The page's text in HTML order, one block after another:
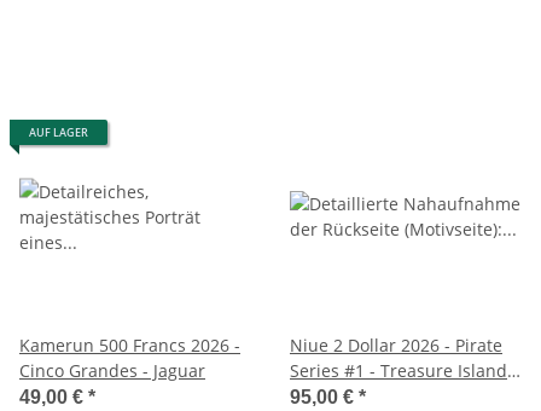
AUF LAGER
Kamerun 500 Francs 2026 -
Cinco Grandes - Jaguar
49,00 € *
Niue 2 Dollar 2026 - Pirate
Series #1 - Treasure Island -
BU - 1 oz. Silber
95,00 € *